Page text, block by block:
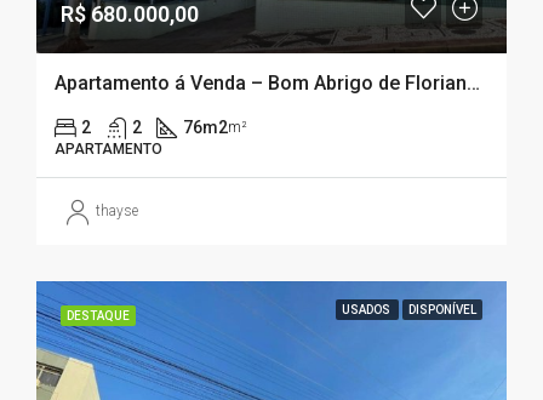
R$ 680.000,00
Apartamento á Venda – Bom Abrigo de Florianópolis /SC
2 2 76m2m²
APARTAMENTO
thayse
DESTAQUE USADOS DISPONÍVEL